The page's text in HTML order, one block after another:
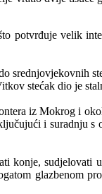
potvrđuje velik
srednjovjekovnih
stećak dio je
iz Mokrog i
i suradnju s
konje, sudjelovati
glazbenom